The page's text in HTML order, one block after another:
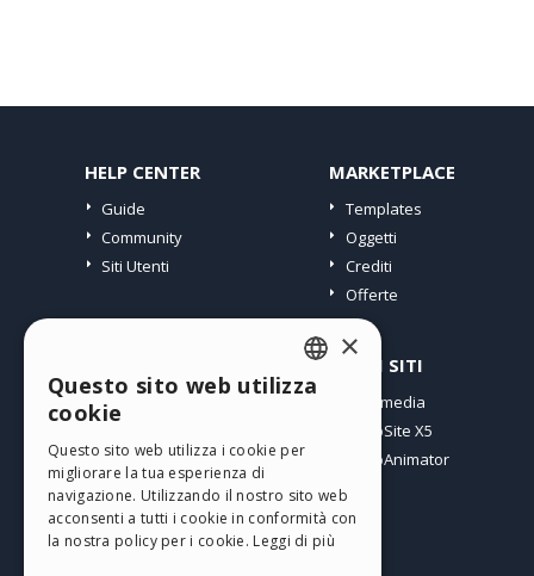
HELP CENTER
Guide
Community
Siti Utenti
MARKETPLACE
Templates
Oggetti
Crediti
Offerte
I miei post
I miei Download
Spazio Web
I miei Crediti
ALTRI SITI
Incomedia
WebSite X5
WebAnimator
ENGLISH
SPANISH
PORTUGUESE
×
Questo sito web utilizza
cookie
Questo sito web utilizza i cookie per
migliorare la tua esperienza di
navigazione. Utilizzando il nostro sito web
acconsenti a tutti i cookie in conformità con
la nostra policy per i cookie. Leggi di più